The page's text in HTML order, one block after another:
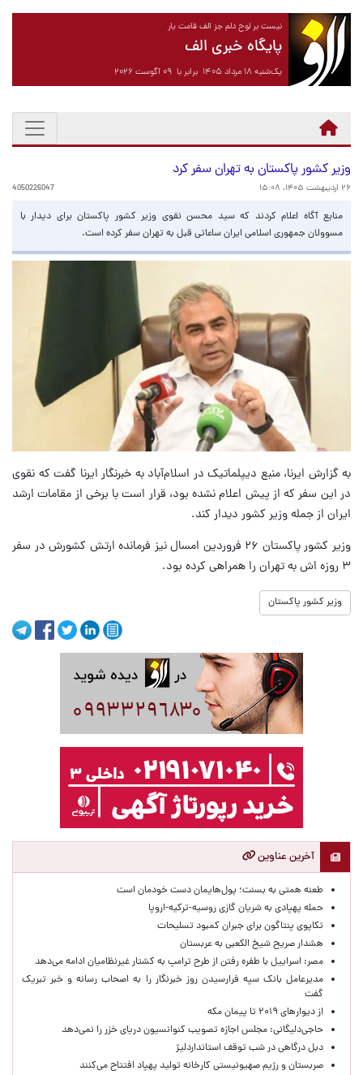
نیست بر لوح دلم جز الف قامت یار
پایگاه خبری الف
یک‌شنبه ۱۸ مرداد ۱۴۰۵ برابر با ۰۹ آگوست ۲۰۲۶
وزیر کشور پاکستان به تهران سفر کرد
۲۶ اردیبهشت ۱۴۰۵، ۱۵:۰۸ 4050226047
منابع آگاه اعلام کردند که سید محسن نقوی وزیر کشور پاکستان برای دیدار با
مسوولان جمهوری اسلامی ایران ساعاتی قبل به تهران سفر کرده است.
به گزارش ایرنا، منبع دیپلماتیک در اسلام‌آباد به خبرنگار ایرنا گفت که نقوی
در این سفر که از پیش اعلام نشده بود، قرار است با برخی از مقامات ارشد
ایران از جمله وزیر کشور دیدار کند.
وزیر کشور پاکستان ۲۶ فروردین امسال نیز فرمانده ارتش کشورش در سفر
۳ روزه اش به تهران را همراهی کرده بود.
وزیر کشور پاکستان
آخرین عناوین
طعنه همتی به بسنت؛ پول‌هایمان دست خودمان است
حمله پهپادی به شریان گازی روسیه-ترکیه-اروپا
تکاپوی پنتاگون برای جبران کمبود تسلیحات
هشدار صریح شیخ الکعبی به عربستان
مصر: اسراییل با طفره رفتن از طرح ترامپ به کشتار غیرنظامیان ادامه می‌دهد
مدیرعامل بانک سپه فرارسیدن روز خبرنگار را به اصحاب رسانه و خبر تبریک
گفت
از دیوارهای ۲۰۱۹ تا پیمان مکه
حاجی‌دلیگانی: مجلس اجازه تصویب کنوانسیون دریای خزر را نمی‌دهد
دبل درگاهی در شب توقف استانداردلیژ
صربستان و رژیم صهیونیستی کارخانه تولید پهپاد افتتاح می‌کنند